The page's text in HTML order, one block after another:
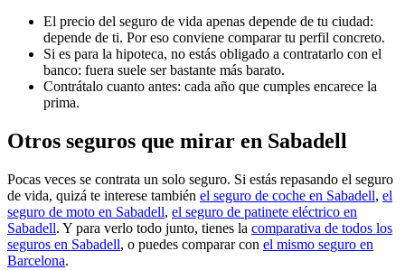
El precio del seguro de vida apenas depende de tu ciudad:
depende de ti. Por eso conviene comparar tu perfil concreto.
Si es para la hipoteca, no estás obligado a contratarlo con el
banco: fuera suele ser bastante más barato.
Contrátalo cuanto antes: cada año que cumples encarece la
prima.
Otros seguros que mirar en Sabadell
Pocas veces se contrata un solo seguro. Si estás repasando el seguro
de vida, quizá te interese también el seguro de coche en Sabadell, el
seguro de moto en Sabadell, el seguro de patinete eléctrico en
Sabadell. Y para verlo todo junto, tienes la comparativa de todos los
seguros en Sabadell, o puedes comparar con el mismo seguro en
Barcelona.